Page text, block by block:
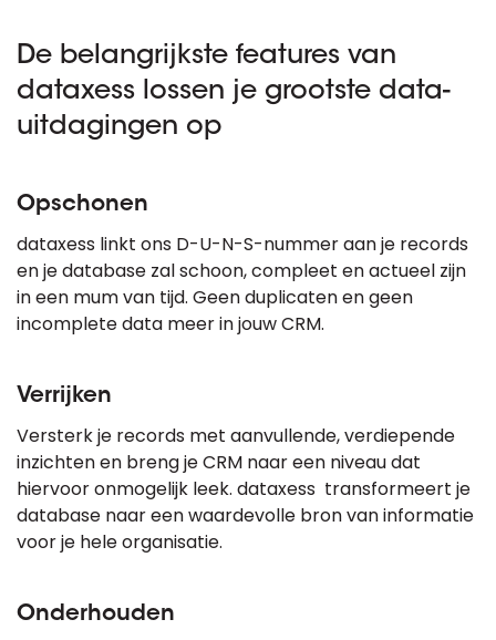
De belangrijkste features van
dataxess lossen je grootste data-
uitdagingen op
Opschonen
dataxess linkt ons D-U-N-S-nummer aan je records
en je database zal schoon, compleet en actueel zijn
in een mum van tijd. Geen duplicaten en geen
incomplete data meer in jouw CRM.
Verrijken
Versterk je records met aanvullende, verdiepende
inzichten en breng je CRM naar een niveau dat
hiervoor onmogelijk leek. dataxess transformeert je
database naar een waardevolle bron van informatie
voor je hele organisatie.
Onderhouden